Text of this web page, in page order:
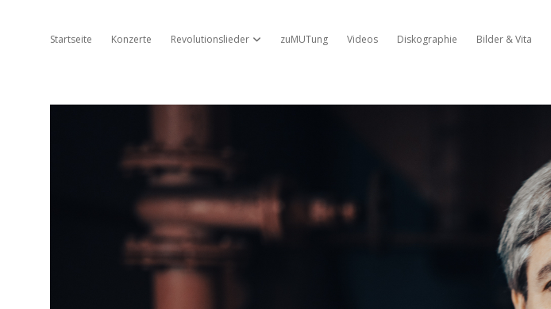
Startseite Konzerte Revolutionslieder Dropdown-Menü öffnen
zuMUTung Videos Diskographie Bilder & Vita
Ambros